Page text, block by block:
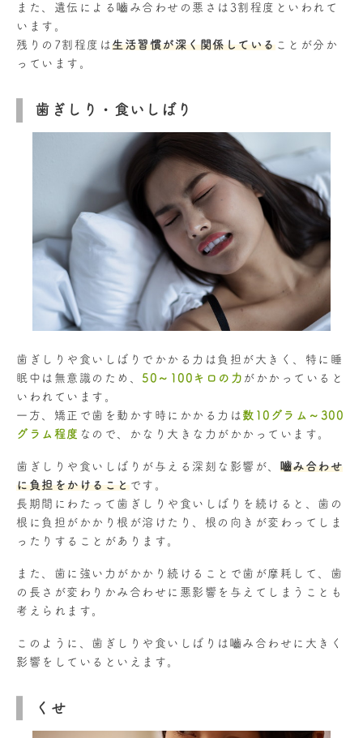
また、遺伝による嚙み合わせの悪さは3割程度といわれて
います。
残りの7割程度は 生活習慣が深く関係していることが分か
っています。
歯ぎしり・食いしばり
歯ぎしりや食いしばりでかかる力は負担が大きく、特に睡
眠中は無意識のため、 50～100キロの力 がかかっていると
いわれています。
一方、矯正で歯を動かす時にかかる力は 数10グラム～300
グラム程度 なので、かなり大きな力がかかっています。
歯ぎしりや食いしばりが与える深刻な影響が、
嚙み合わせ
に負担をかけることです。
長期間にわたって歯ぎしりや食いしばりを続けると、歯の
根に負担がかかり根が溶けたり、根の向きが変わってしま
ったりすることがあります。
また、歯に強い力がかかり続けることで歯が摩耗して、歯
の長さが変わりかみ合わせに悪影響を与えてしまうことも
考えられます。
このように、歯ぎしりや食いしばりは嚙み合わせに大きく
影響をしているといえます。
くせ